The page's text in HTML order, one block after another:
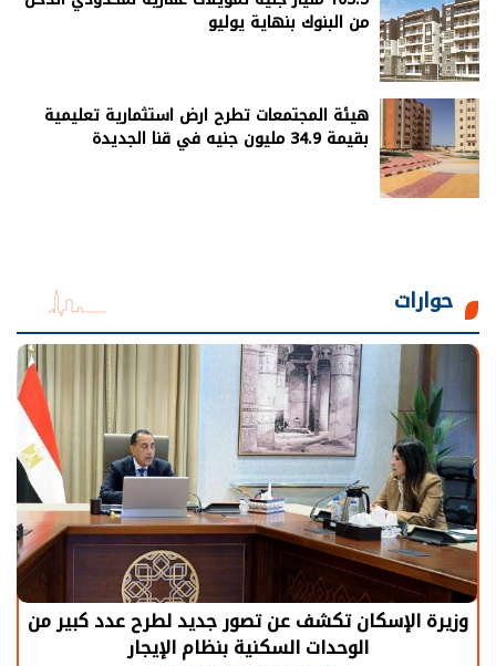
من البنوك بنهاية يوليو
هيئة المجتمعات تطرح ارض استثمارية تعليمية
بقيمة 34.9 مليون جنيه في قنا الجديدة
حوارات
الرئيس السيسي: توقف الأنشطة في قطاع الطاقة
يحتاج إلى سنوات لعودة معدلات الإنتاج الطبيعية